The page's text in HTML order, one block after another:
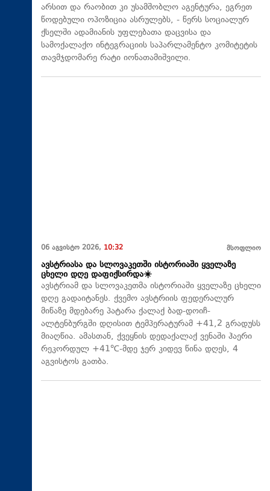
არსით და რაობით კი უსამშობლო აგენტურა, ეგრეთ
წოდებული ოპოზიცია ასრულებს, - წერს სოციალურ
ქსელში ადამიანის უფლებათა დაცვისა და
სამოქალაქო ინტეგრაციის საპარლამენტო კომიტეტის
თავმჯდომარე რატი იონათამიშვილი.
06 აგვისტო 2026, 10:32 მსოფლიო
ავსტრიასა და სლოვაკეთში ისტორიაში ყველაზე
ცხელი დღე დაფიქსირდა☀️
ავსტრიამ და სლოვაკეთმა ისტორიაში ყველაზე ცხელი
დღე გადაიტანეს. ქვემო ავსტრიის ფედერალურ
მიწაზე მდებარე პატარა ქალაქ ბად-დოიჩ-
ალტენბურგში დღისით ტემპერატურამ +41,2 გრადუსს
მიაღწია. ამასთან, ქვეყნის დედაქალაქ ვენაში ჰაერი
რეკორდულ +41℃-მდე ჯერ კიდევ წინა დღეს, 4
აგვისტოს გათბა.